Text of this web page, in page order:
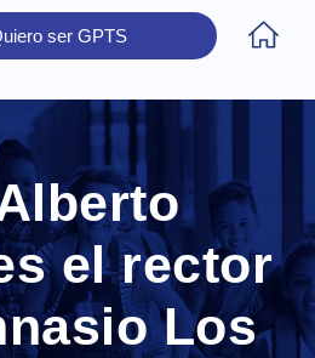
ser GPTS
el rector
Los